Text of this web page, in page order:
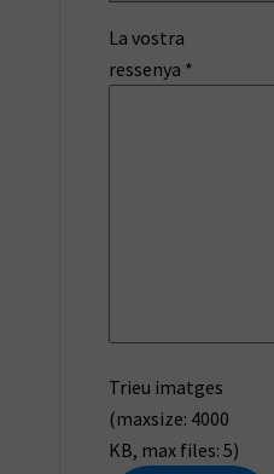
La vostra
ressenya *
Trieu imatges
(maxsize: 4000
KB, max files: 5)